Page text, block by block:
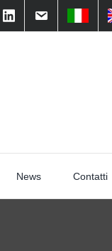
News Contatti